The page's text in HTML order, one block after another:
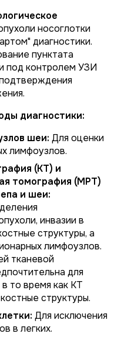
носоглотки
диагностики.
пунктата
под контролем УЗИ
диагностики:
шеи: Для оценки
лимфоузлов.
(КТ) и
томография (МРТ)
и шеи:
инвазии в
структуры, а
лимфоузлов.
тканевой
для
то время как КТ
структуры.
Для исключения
в легких.